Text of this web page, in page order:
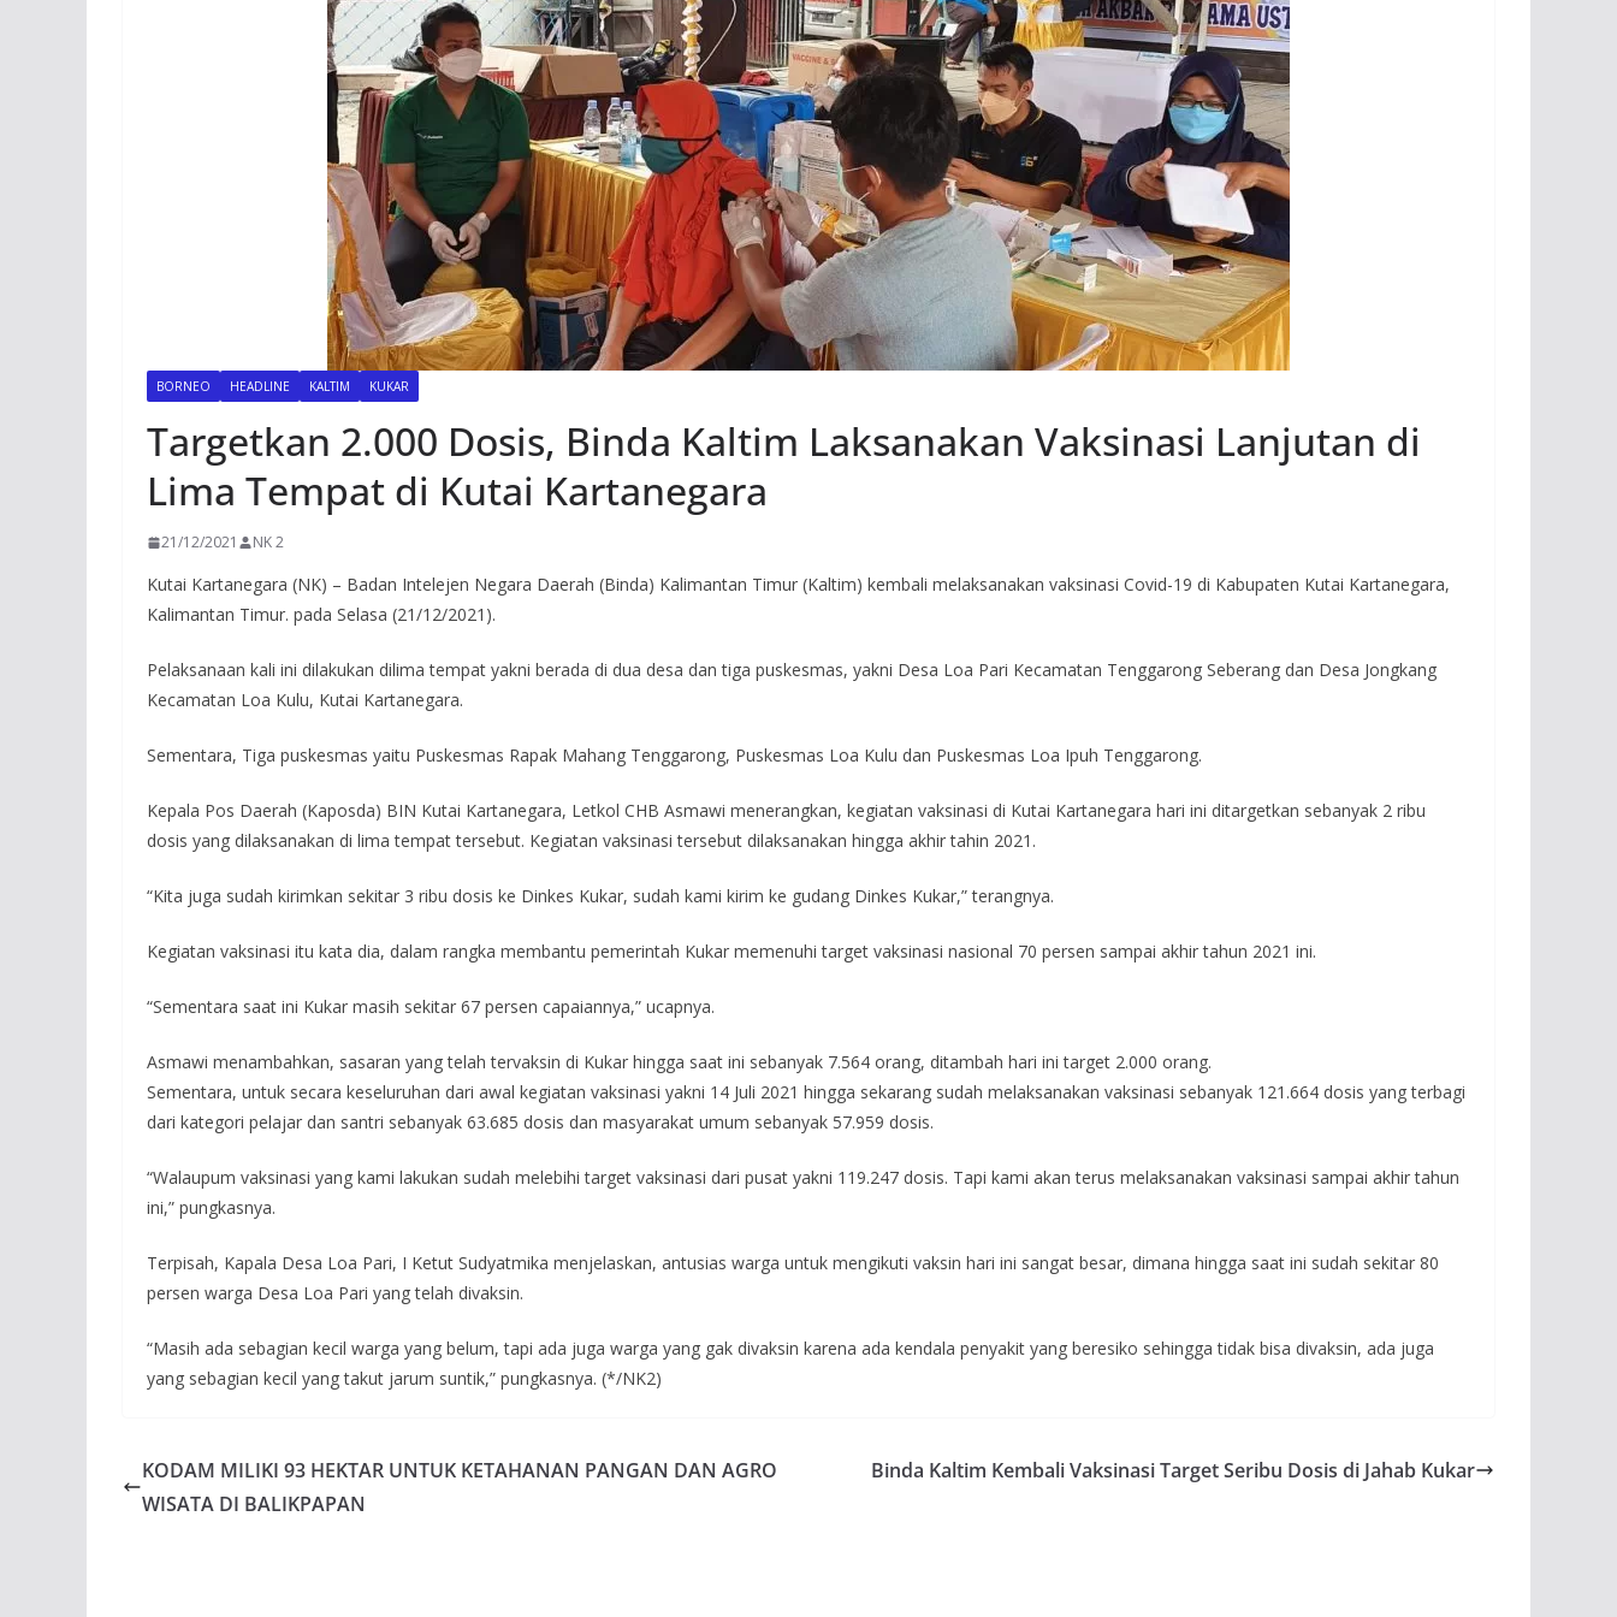
BORNEO HEADLINE KALTIM KUKAR
Targetkan 2.000 Dosis, Binda Kaltim Laksanakan Vaksinasi Lanjutan di
Lima Tempat di Kutai Kartanegara
21/12/2021 NK 2
Kutai Kartanegara (NK) – Badan Intelejen Negara Daerah (Binda) Kalimantan Timur (Kaltim) kembali melaksanakan vaksinasi Covid-19 di Kabupaten Kutai Kartanegara,
Kalimantan Timur. pada Selasa (21/12/2021).
Pelaksanaan kali ini dilakukan dilima tempat yakni berada di dua desa dan tiga puskesmas, yakni Desa Loa Pari Kecamatan Tenggarong Seberang dan Desa Jongkang
Kecamatan Loa Kulu, Kutai Kartanegara.
Sementara, Tiga puskesmas yaitu Puskesmas Rapak Mahang Tenggarong, Puskesmas Loa Kulu dan Puskesmas Loa Ipuh Tenggarong.
Kepala Pos Daerah (Kaposda) BIN Kutai Kartanegara, Letkol CHB Asmawi menerangkan, kegiatan vaksinasi di Kutai Kartanegara hari ini ditargetkan sebanyak 2 ribu
dosis yang dilaksanakan di lima tempat tersebut. Kegiatan vaksinasi tersebut dilaksanakan hingga akhir tahin 2021.
“Kita juga sudah kirimkan sekitar 3 ribu dosis ke Dinkes Kukar, sudah kami kirim ke gudang Dinkes Kukar,” terangnya.
Kegiatan vaksinasi itu kata dia, dalam rangka membantu pemerintah Kukar memenuhi target vaksinasi nasional 70 persen sampai akhir tahun 2021 ini.
“Sementara saat ini Kukar masih sekitar 67 persen capaiannya,” ucapnya.
Asmawi menambahkan, sasaran yang telah tervaksin di Kukar hingga saat ini sebanyak 7.564 orang, ditambah hari ini target 2.000 orang.
Sementara, untuk secara keseluruhan dari awal kegiatan vaksinasi yakni 14 Juli 2021 hingga sekarang sudah melaksanakan vaksinasi sebanyak 121.664 dosis yang terbagi
dari kategori pelajar dan santri sebanyak 63.685 dosis dan masyarakat umum sebanyak 57.959 dosis.
“Walaupum vaksinasi yang kami lakukan sudah melebihi target vaksinasi dari pusat yakni 119.247 dosis. Tapi kami akan terus melaksanakan vaksinasi sampai akhir tahun
ini,” pungkasnya.
Terpisah, Kapala Desa Loa Pari, I Ketut Sudyatmika menjelaskan, antusias warga untuk mengikuti vaksin hari ini sangat besar, dimana hingga saat ini sudah sekitar 80
persen warga Desa Loa Pari yang telah divaksin.
“Masih ada sebagian kecil warga yang belum, tapi ada juga warga yang gak divaksin karena ada kendala penyakit yang beresiko sehingga tidak bisa divaksin, ada juga
yang sebagian kecil yang takut jarum suntik,” pungkasnya. (*/NK2)
KODAM MILIKI 93 HEKTAR UNTUK KETAHANAN PANGAN DAN AGRO
WISATA DI BALIKPAPAN
Binda Kaltim Kembali Vaksinasi Target Seribu Dosis di Jahab Kukar